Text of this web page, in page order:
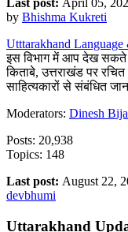
Last post: April 05,
by Bhishma Kukreti
Utttarakhand Language
इस विभाग में आप देख सकते
किताबे, उत्तराखंड पर
साहित्यकारों से संबंधित
Moderators: Dinesh
Posts: 20,938
Topics: 148
Last post: August 22,
devbhumi
Uttarakhand